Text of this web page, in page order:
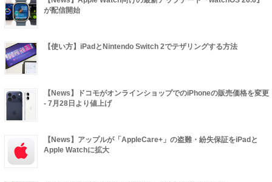
が配信開始
【使い方】iPadとNintendo Switch 2でテザリングする方法
【News】ドコモがオンラインショップでのiPhoneの販売価格を変更
- 7月28日より値上げ
【News】アップルが「AppleCare+」の盗難・紛失保証をiPadと
Apple Watchに拡大